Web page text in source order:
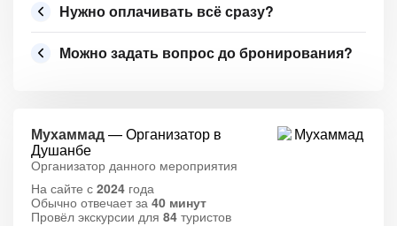
Нужно оплачивать всё сразу?
Можно задать вопрос до бронирования?
Мухаммад— Организатор в
Душанбе
Организатор данного мероприятия
На сайте с 2024 года
Обычно отвечает за 40 минут
Провёл экскурсии для 84 туристов